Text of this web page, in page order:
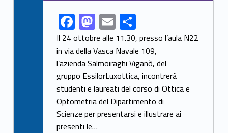
Link identifier share facebook archive #share-link-archive-57962F
ac
e
b
o
o
k
M
as
to
d
o
n
E
m
ai
l
S
h
ar
e
Il 24 ottobre alle 11.30, presso l’aula N22
in via della Vasca Navale 109,
l’azienda Salmoiraghi Viganò, del
gruppo EssilorLuxottica, incontrerà
studenti e laureati del corso di Ottica e
Optometria del Dipartimento di
Scienze per presentarsi e illustrare ai
presenti le…